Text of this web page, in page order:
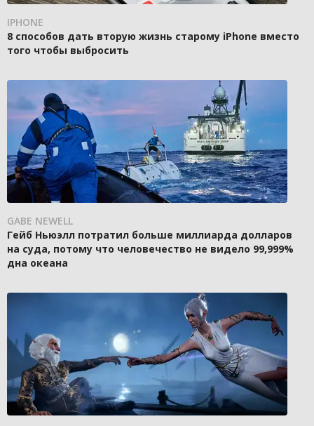
IPHONE
8 способов дать вторую жизнь старому iPhone вместо
того чтобы выбросить
GABE NEWELL
Гейб Ньюэлл потратил больше миллиарда долларов
на суда, потому что человечество не видело 99,999%
дна океана